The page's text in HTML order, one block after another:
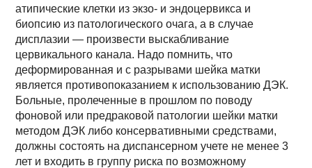
атипические клетки из экзо- и эндоцервикса и
биопсию из патологического очага, а в случае
дисплазии — произвести выскабливание
цервикального канала. Надо помнить, что
деформированная и с разрывами шейка матки
является противопоказанием к использованию ДЭК.
Больные, пролеченные в прошлом по поводу
фоновой или предраковой патологии шейки матки
методом ДЭК либо консервативными средствами,
должны состоять на диспансерном учете не менее 3
лет и входить в группу риска по возможному